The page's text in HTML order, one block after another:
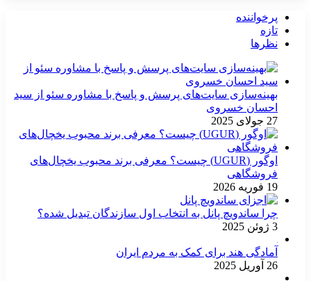
پرخواننده
تازه
نظرها
بهینه‌سازی سایت‌های پرسش و پاسخ با مشاوره سئو از سید
احسان خسروی
27 جولای 2025
اوگور (UGUR) چیست؟ معرفی برند محبوب یخچال‌های
فروشگاهی
19 فوریه 2026
چرا ساندویچ پانل به انتخاب اول سازندگان تبدیل شده؟
3 ژوئن 2025
آمادگی هند برای کمک به مردم ایران
26 آوریل 2025